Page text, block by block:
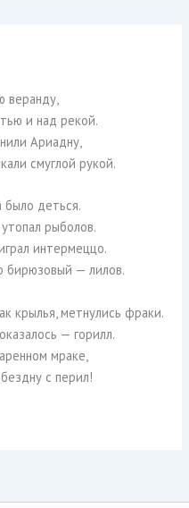
веранду,
и над рекой.
Ариадну,
смуглой рукой.
было деться.
рыболов.
интермеццо.
бирюзовый — лилов.
крылья, метнулись фраки.
— горилл.
мраке,
с перил!